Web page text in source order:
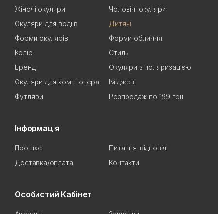
Жіночі окуляри
Чоловічі окуляри
Окуляри для водіїв
Дитячі
Форми окулярів
Форми обличчя
Колір
Стиль
Бренд
Окуляри з поляризацією
Окуляри для комп'ютера
Іміджеві
Футляри
Розпродаж по 199 грн
Інформація
Про нас
Питання-відповіді
Доставка/оплата
Контакти
Особистий Кабінет